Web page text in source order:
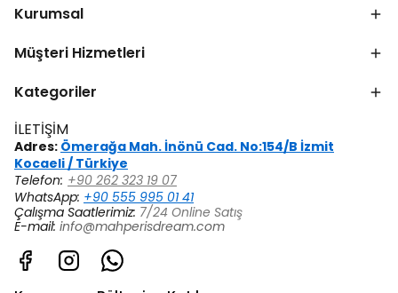
Kurumsal
Müşteri Hizmetleri
Kategoriler
İLETİŞİM
Adres: Ömerağa Mah. İnönü Cad. No:154/B İzmit
Kocaeli / Türkiye
Telefon: +90 262 323 19 07
WhatsApp: +90 555 995 01 41
Çalışma Saatlerimiz: 7/24 Online Satış
E-mail: info@mahperisdream.com